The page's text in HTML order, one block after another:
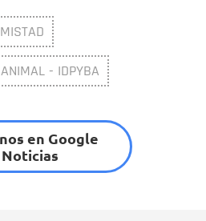
- IDPYBA
en Google
Noticias